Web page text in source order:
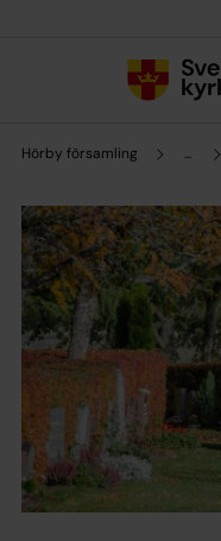
Hörby församling ...